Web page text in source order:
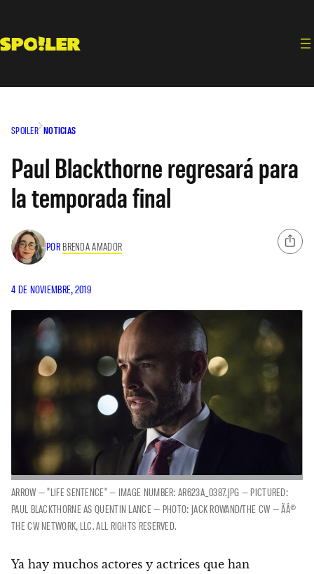
contenido
SPOILER NOTICIAS
Paul Blackthorne regresará para
la temporada final
POR BRENDA AMADOR
4 DE NOVIEMBRE, 2019
ARROW — "LIFE SENTENCE" — IMAGE NUMBER: AR623A_0387.JPG — PICTURED:
PAUL BLACKTHORNE AS QUENTIN LANCE — PHOTO: JACK ROWAND/THE CW — ÃÂ©
THE CW NETWORK, LLC. ALL RIGHTS RESERVED.
Ya hay muchos actores y actrices que han